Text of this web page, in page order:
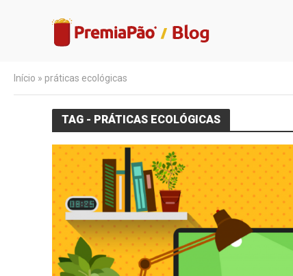
Início » práticas ecológicas
TAG - PRÁTICAS ECOLÓGICAS